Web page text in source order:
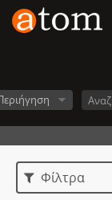
Φίλτρα